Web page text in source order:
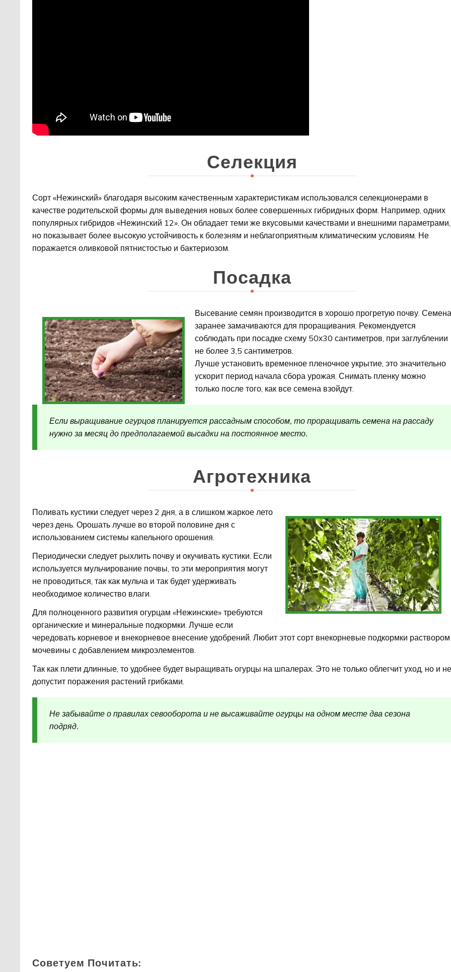
Селекция
Сорт «Нежинский» благодаря высоким качественным характеристикам использовался селекционерами в
качестве родительской формы для выведения новых более совершенных гибридных форм. Например, одних
популярных гибридов «Нежинский 12». Он обладает теми же вкусовыми качествами и внешними параметрами,
но показывает более высокую устойчивость к болезням и неблагоприятным климатическим условиям. Не
поражается оливковой пятнистостью и бактериозом.
Посадка
Высевание семян производится в хорошо прогретую почву.
заранее замачиваются для проращивания. Рекомендуется
соблюдать при посадке схему 50х30 сантиметров, при заглублении
не более 3,5 сантиметров.
Лучше установить временное пленочное укрытие, это значительно
ускорит период начала сбора урожая. Снимать пленку можно
только после того, как все семена взойдут.
Если выращивание огурцов планируется рассадным способом, то проращивать семена на рассаду
нужно за месяц до предполагаемой высадки на постоянное место.
Агротехника
Поливать кустики следует через 2 дня, а в слишком жаркое лето
через день. Орошать лучше во второй половине дня с
использованием системы капельного орошения.
Периодически следует рыхлить почву и окучивать кустики. Если
используется мульчирование почвы, то эти мероприятия могут
не проводиться, так как мульча и так будет удерживать
необходимое количество влаги.
Для полноценного развития огурцам «Нежинские» требуются
органические и минеральные подкормки. Лучше если
чередовать корневое и внекорневое внесение удобрений. Любит этот сорт внекорневые подкормки раствором
мочевины с добавлением микроэлементов.
Так как плети длинные, то удобнее будет выращивать огурцы на шпалерах. Это не только облегчит уход, но и
допустит поражения растений грибками.
Не забывайте о правилах севооборота и не высаживайте огурцы на одном месте два сезона
подряд.
Советуем Почитать: